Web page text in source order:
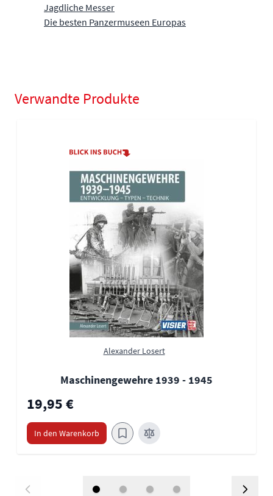
Jagdliche Messer
Die besten Panzermuseen Europas
Verwandte Produkte
Alexander Losert
Maschinengewehre 1939 - 1945
19,95 €
In den Warenkorb